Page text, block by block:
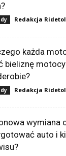
Redakcja
każda
bieliznę
Redakcja
wymiana
auto i